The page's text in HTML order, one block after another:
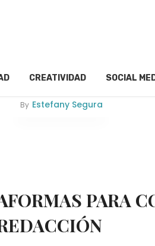
CREATIVIDAD SOCIAL
By Estefany Segura
PARA